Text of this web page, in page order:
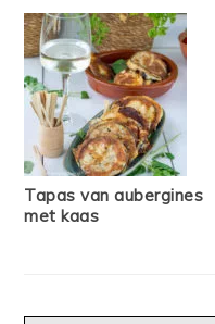
Tapas van aubergines
met kaas